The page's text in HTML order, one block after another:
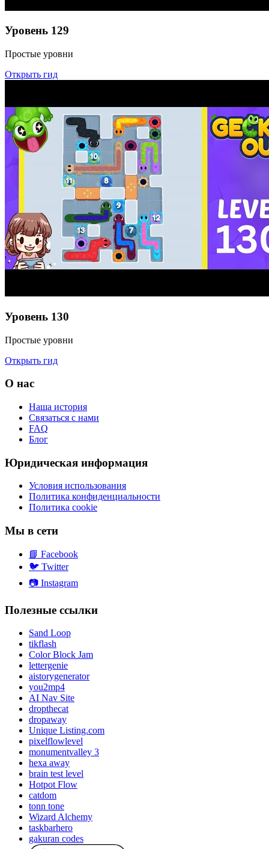
Уровень 129
Простые уровни
Открыть гид
Уровень 130
Простые уровни
Открыть гид
О нас
Наша история
Связаться с нами
FAQ
Блог
Юридическая информация
Условия использования
Политика конфиденциальности
Политика cookie
Мы в сети
📘 Facebook
🐦 Twitter
📷 Instagram
Полезные ссылки
Sand Loop
tikflash
Color Block Jam
lettergenie
aistorygenerator
you2mp4
AI Nav Site
dropthecat
dropaway
Unique Listing.com
pixelflowlevel
monumentvalley 3
hexa away
brain test level
Hotpot Flow
catdom
tonn tone
Wizard Alchemy
taskbarhero
gakuran codes